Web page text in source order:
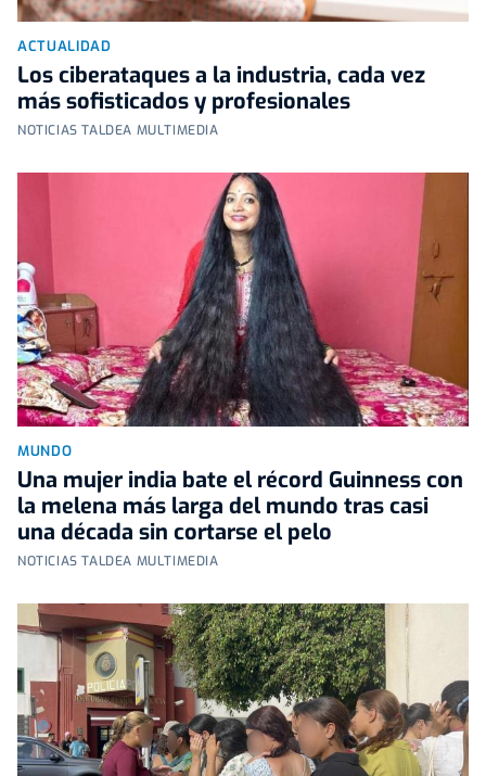
ACTUALIDAD
Los ciberataques a la industria, cada vez
más sofisticados y profesionales
NOTICIAS TALDEA MULTIMEDIA
MUNDO
Una mujer india bate el récord Guinness con
la melena más larga del mundo tras casi
una década sin cortarse el pelo
NOTICIAS TALDEA MULTIMEDIA